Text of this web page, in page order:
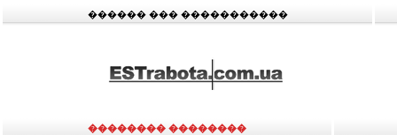
������ ��� �����������
�������� ��������